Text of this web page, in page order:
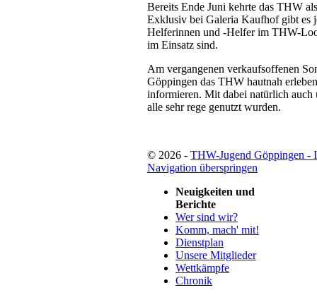
Bereits Ende Juni kehrte das THW
Exklusiv bei Galeria Kaufhof gibt es
Helferinnen und -Helfer im THW-
im Einsatz sind.
Am vergangenen verkaufsoffenen
Göppingen das THW hautnah
informieren. Mit dabei natürlich auch
alle sehr rege genutzt wurden.
© 2026 - THW-Jugend Göppingen -
Navigation überspringen
Neuigkeiten und
Berichte
Wer sind wir?
Komm, mach' mit!
Dienstplan
Unsere Mitglieder
Wettkämpfe
Chronik